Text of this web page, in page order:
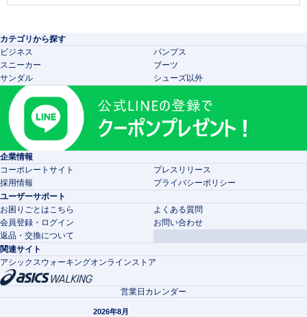
カテゴリから探す
ビジネス
パンプス
スニーカー
ブーツ
サンダル
シューズ以外
企業情報
コーポレートサイト
プレスリリース
採用情報
プライバシーポリシー
ユーザーサポート
お困りごとはこちら
よくある質問
会員登録・ログイン
お問い合わせ
返品・交換について
関連サイト
アシックスウォーキングオンラインストア
営業日カレンダー
2026年8月